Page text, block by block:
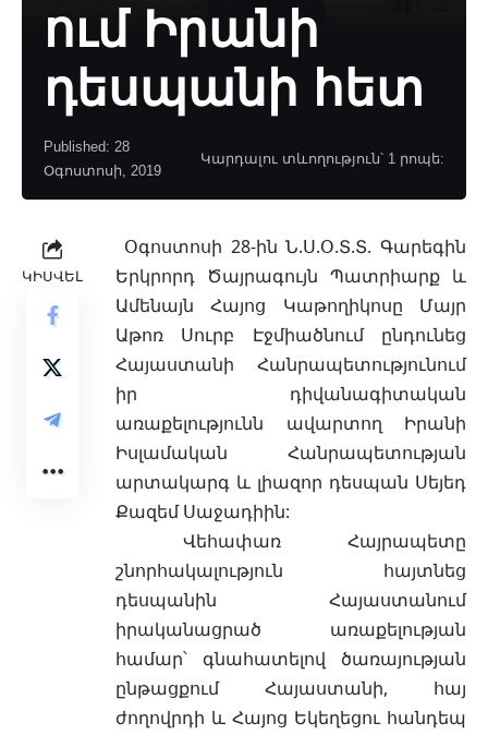
ում Իրանի
դեսպանի հետ
Published: 28
Օգոստոսի, 2019
Կարդալու տևողություն՝ 1 րոպե:
ԿԻՍՎԵԼ
Օգոստոսի 28-ին Ն.Ս.Օ.Տ.Տ. Գարեգին
Երկրորդ Ծայրագույն Պատրիարք և
Ամենայն Հայոց Կաթողիկոսը Մայր
Աթոռ Սուրբ Էջմիածնում ընդունեց
Հայաստանի Հանրապետությունում
իր դիվանագիտական
առաքելությունն ավարտող Իրանի
Իսլամական Հանրապետության
արտակարգ և լիազոր դեսպան Սեյեդ
Քազեմ Սաջադիին:
Վեհափառ Հայրապետը
շնորհակալություն հայտնեց
դեսպանին Հայաստանում
իրականացրած առաքելության
համար՝ գնահատելով ծառայության
ընթացքում Հայաստանի, հայ
ժողովրդի և Հայոց Եկեղեցու հանդեպ